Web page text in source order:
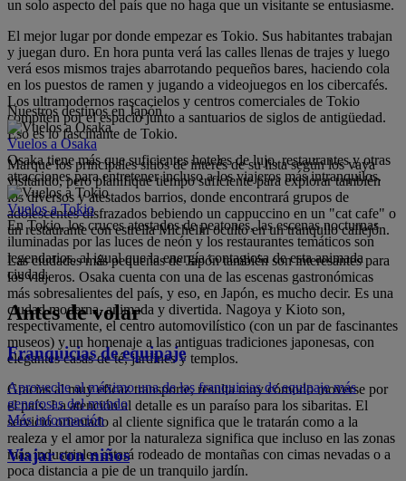
un solo aspecto del país que no haga que un visitante se entusiasme.
El mejor lugar por donde empezar es Tokio. Sus habitantes trabajan
y juegan duro. En hora punta verá las calles llenas de trajes y luego
verá esos mismos trajes abarrotando pequeños bares, haciendo cola
en los puestos de ramen y jugando a videojuegos en los cibercafés.
Los ultramodernos rascacielos y centros comerciales de Tokio
compiten por el espacio junto a santuarios de siglos de antigüedad.
Eso es lo fascinante de Tokio.
Marque los principales sitios de interés de su lista según los vaya
visitando, pero planifique tiempo suficiente para explorar también
los diversos y atestados barrios, donde encontrará grupos de
adolescentes disfrazados bebiendo un cappuccino en un "cat cafe" o
un restaurante con estrella Michelin oculto en un tranquilo callejón.
Las ciudades más pequeñas de Japón también son interesantes para
los viajeros. Osaka cuenta con una de las escenas gastronómicas
más sobresalientes del país, y eso, en Japón, es mucho decir. Es una
ciudad moderna, animada y divertida. Nagoya y Kioto son,
respectivamente, el centro automovilístico (con un par de fascinantes
museos) y un homenaje a las antiguas tradiciones japonesas, con
elegantes casas de té, jardines y templos.
Gracias al muy eficaz transporte, resulta muy cómodo moverse por
el país. La atención al detalle es un paraíso para los sibaritas. El
servicio orientado al cliente significa que le tratarán como a la
realeza y el amor por la naturaleza significa que incluso en las zonas
más industriales estará rodeado de montañas con cimas nevadas o a
poca distancia a pie de un tranquilo jardín.
Nuestros destinos en Japón
Vuelos a Osaka
Osaka tiene más que suficientes hoteles de lujo, restaurantes y otras
atracciones para entretener incluso a los viajeros más intranquilos.
Vuelos a Tokio
En Tokio, los cruces atestados de peatones, las escenas nocturnas
iluminadas por las luces de neón y los restaurantes temáticos son
legendarios, al igual que la energía contagiosa de esta animada
ciudad.
Antes de volar
Franquicias de equipaje
Aproveche al máximo una de las franquicias de equipaje más
generosas del mundo
Más información
Viajar con niños